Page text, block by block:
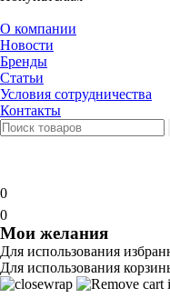
О компании
Новости
Бренды
Статьи
Условия сотрудничества
Контакты
0
0
Мои желания
Для использования
Для использования